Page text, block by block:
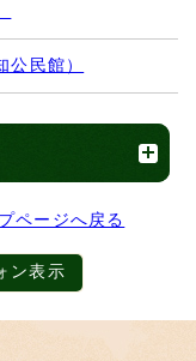
民館）
ページへ戻る
ン表示